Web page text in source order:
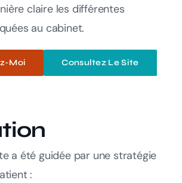
claire les différentes
au cabinet.
Moi Consultez Le Site
a été guidée par une stratégie
: